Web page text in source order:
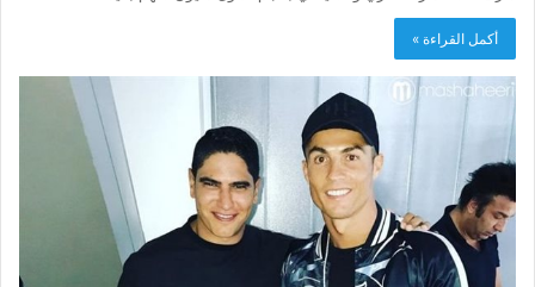
أكمل القراءة »